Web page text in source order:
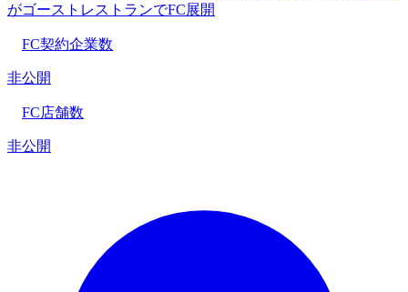
がゴーストレストランでFC展開
FC契約企業数
非公開
FC店舗数
非公開